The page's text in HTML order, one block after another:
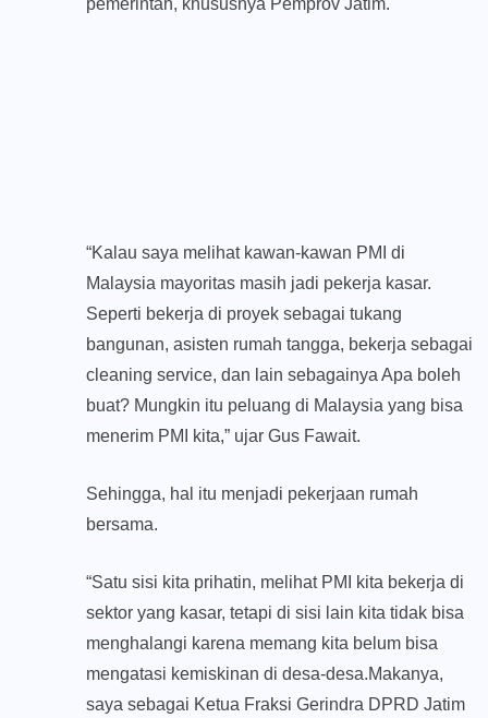
pemerintah, khususnya Pemprov Jatim.
“Kalau saya melihat kawan-kawan PMI di
Malaysia mayoritas masih jadi pekerja kasar.
Seperti bekerja di proyek sebagai tukang
bangunan, asisten rumah tangga, bekerja sebagai
cleaning service, dan lain sebagainya Apa boleh
buat? Mungkin itu peluang di Malaysia yang bisa
menerim PMI kita,” ujar Gus Fawait.
Sehingga, hal itu menjadi pekerjaan rumah
bersama.
“Satu sisi kita prihatin, melihat PMI kita bekerja di
sektor yang kasar, tetapi di sisi lain kita tidak bisa
menghalangi karena memang kita belum bisa
mengatasi kemiskinan di desa-desa.Makanya,
saya sebagai Ketua Fraksi Gerindra DPRD Jatim